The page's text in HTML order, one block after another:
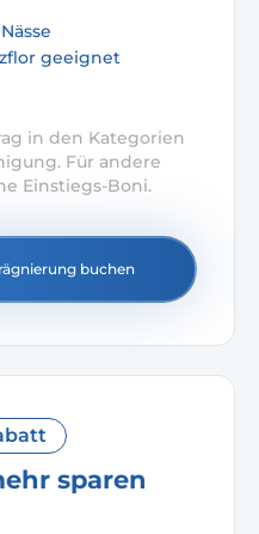
geeignet
in den Kategorien
Für andere
Einstiegs-Boni.
buchen
sparen